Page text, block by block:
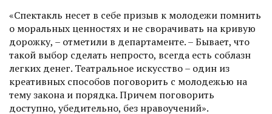
«Спектакль несет в себе призыв к молодежи помнить
о моральных ценностях и не сворачивать на кривую
дорожку, – отметили в департаменте. – Бывает, что
такой выбор сделать непросто, всегда есть соблазн
легких денег. Театральное искусство – один из
креативных способов поговорить с молодежью на
тему закона и порядка. Причем поговорить
доступно, убедительно, без нравоучений».